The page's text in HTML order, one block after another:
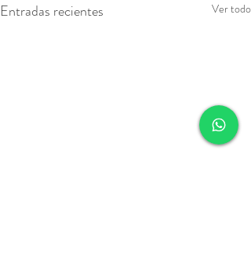
Entradas recientes Ver todo